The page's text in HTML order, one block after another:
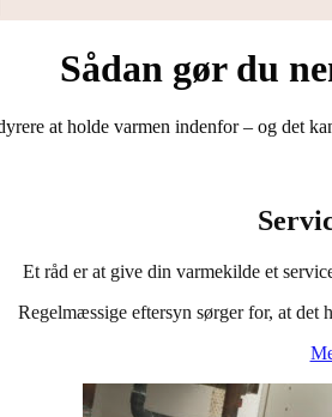
Sådan gør du
at holde varmen indenfor – og det
Et råd er at give din varmekilde et
Regelmæssige eftersyn sørger for, at det